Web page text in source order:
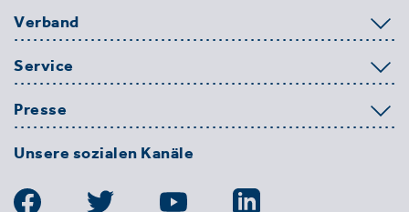
Verband
Service
Presse
Unsere sozialen Kanäle